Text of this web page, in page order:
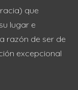
que
lugar e
razón de ser de
excepcional